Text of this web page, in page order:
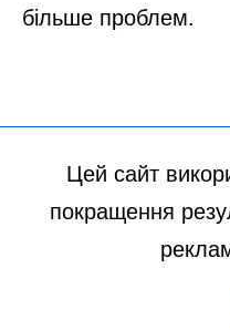
Цей сайт
покращення